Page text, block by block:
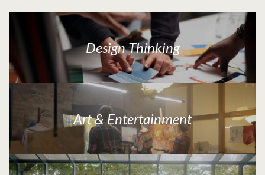
Design Thinking
Art & Entertainment